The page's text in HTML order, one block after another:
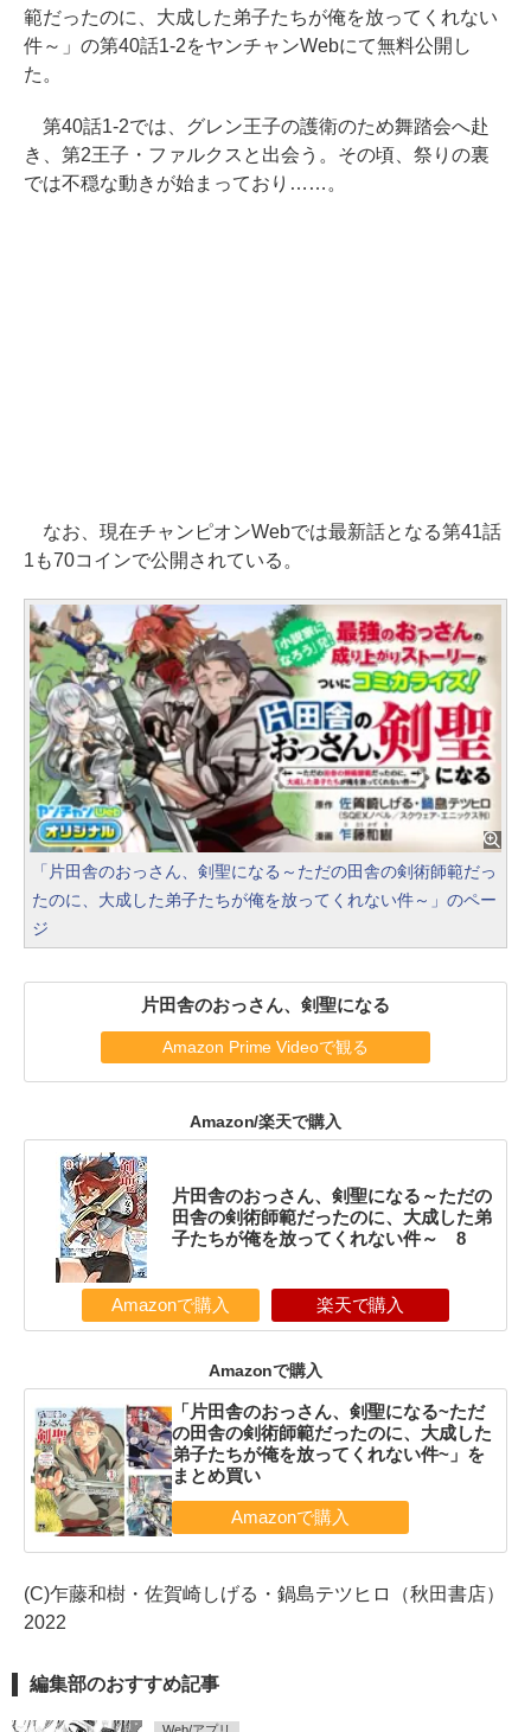
範だったのに、大成した弟子たちが俺を放ってくれない
件～」の第40話1-2をヤンチャンWebにて無料公開し
た。
第40話1-2では、グレン王子の護衛のため舞踏会へ赴
き、第2王子・ファルクスと出会う。その頃、祭りの裏
では不穏な動きが始まっており……。
なお、現在チャンピオンWebでは最新話となる第41話
1も70コインで公開されている。
「片田舎のおっさん、剣聖になる～ただの田舎の剣術師範だっ
たのに、大成した弟子たちが俺を放ってくれない件～」のペー
ジ
片田舎のおっさん、剣聖になる
Amazon Prime Videoで観る
Amazon/楽天で購入
片田舎のおっさん、剣聖になる～ただの
田舎の剣術師範だったのに、大成した弟
子たちが俺を放ってくれない件～ 8
Amazonで購入 楽天で購入
Amazonで購入
「片田舎のおっさん、剣聖になる~ただ
の田舎の剣術師範だったのに、大成した
弟子たちが俺を放ってくれない件~」を
まとめ買い
(C)乍藤和樹・佐賀崎しげる・鍋島テツヒロ（秋田書店）
2022
編集部のおすすめ記事